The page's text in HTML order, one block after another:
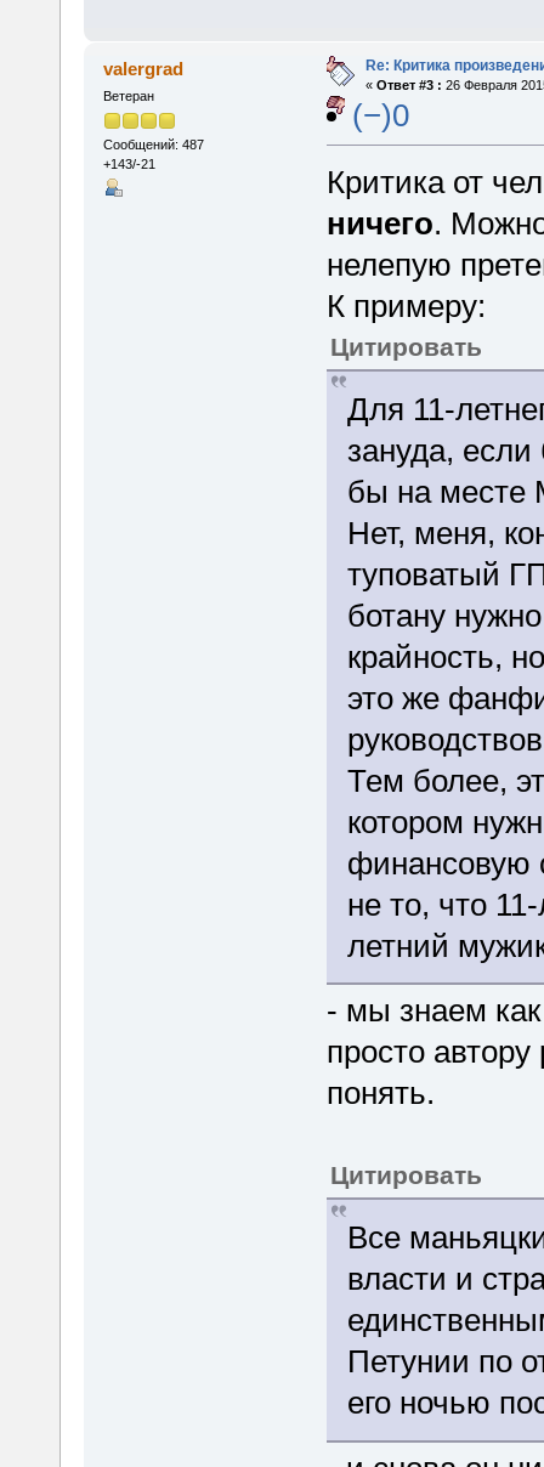
valergrad
Ветеран
Сообщений: 487
+143/-21
Re: Критика
« Ответ #3 : 26 Февраля
(−)0
Критика от
ничего.
нелепую
К примеру:
Цитировать
Для 11-
зануда,
бы на месте
Нет, меня,
туповатый
ботану
крайность,
это же
Тем более,
котором
финансовую
не то, что
летний
- мы знаем
просто
понять.
Цитировать
Все
власти и
Петунии по
его ночью